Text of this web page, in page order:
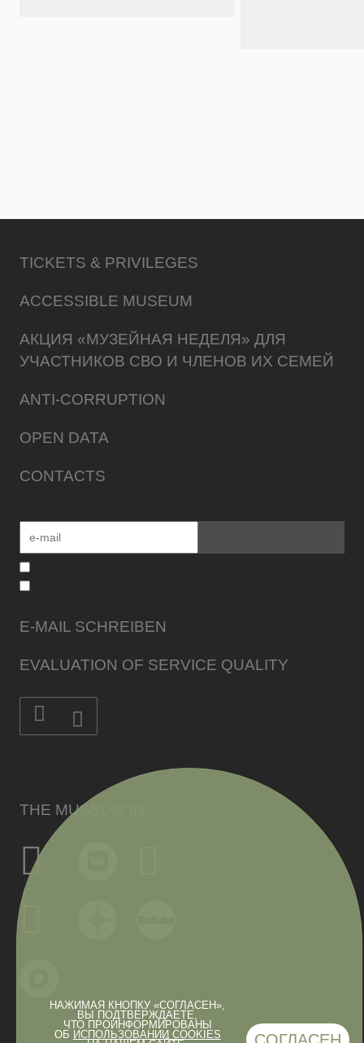
НАЖИМАЯ КНОПКУ «СОГЛАСЕН»,
ВЫ ПОДТВЕРЖДАЕТЕ,
ЧТО ПРОИНФОРМИРОВАНЫ
ОБ ИСПОЛЬЗОВАНИИ COOKIES
TICKETS & PRIVILEGES
ACCESSIBLE MUSEUM
АКЦИЯ «МУЗЕЙНАЯ НЕДЕЛЯ» ДЛЯ
УЧАСТНИКОВ СВО И ЧЛЕНОВ ИХ СЕМЕЙ
ANTI-CORRUPTION
OPEN DATA
CONTACTS
THE MUSEUM IN
E-MAIL SCHREIBEN
EVALUATION OF SERVICE QUALITY